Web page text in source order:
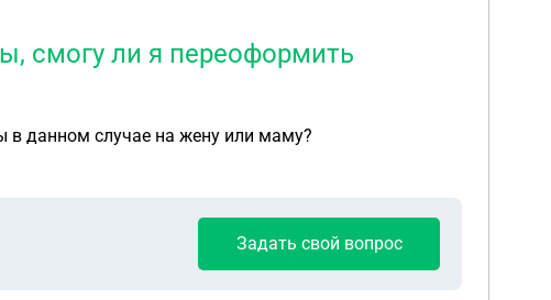
смогу ли я переоформить
данном случае на жену или маму?
Задать свой вопрос